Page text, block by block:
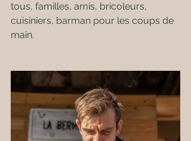
tous, familles, amis, bricoleurs,
cuisiniers, barman pour les coups de
main.